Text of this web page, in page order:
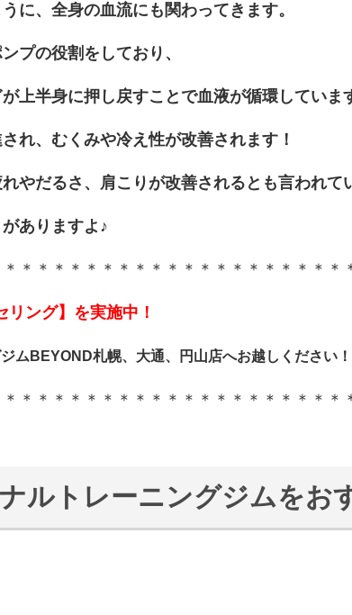
に、全身の血流にも関わってきます。
プの役割をしており、
上半身に押し戻すことで血液が循環していま
れ、むくみや冷え性が改善されます！
やだるさ、肩こりが改善されるとも言われて
ありますよ♪
＊＊＊＊＊＊＊＊＊＊＊＊＊＊＊＊＊＊＊＊
リング】を実施中！
ムBEYOND札幌、大通、円山店へお越しください！
＊＊＊＊＊＊＊＊＊＊＊＊＊＊＊＊＊＊＊＊
ルトレーニングジムをお